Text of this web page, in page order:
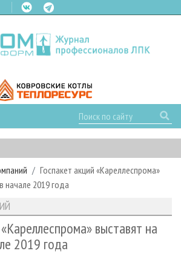
Госпакет акций «Кареллеспрома»
начале 2019 года
выставят на
2019 года